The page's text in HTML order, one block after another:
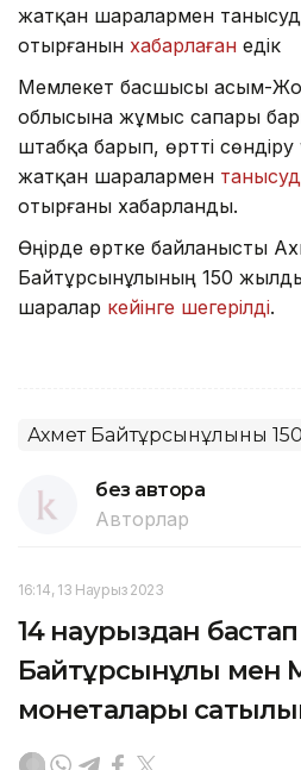
жатқан шаралармен
отырғанын хабарлаған едік
Мемлекет басшысы Қасым-
облысына жұмыс сапары
штабқа барып, өртті
жатқан шаралармен
отырғаны хабарланды.
Өңірде өртке байланысты
Байтұрсынұлының 150
шаралар кейінге шегерілді.
Ахмет Байтұрсынұлының
без автора
Авторлар
16:14, 13 Наурыз 2023
14 наурыздан
Байтұрсынұлы мен
монеталары